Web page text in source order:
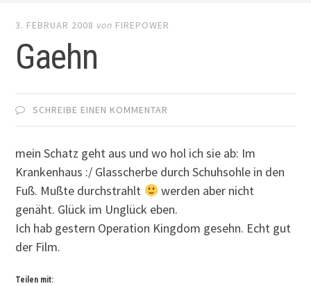
3. FEBRUAR 2008 von FIREPOWER
Gaehn
SCHREIBE EINEN KOMMENTAR
mein Schatz geht aus und wo hol ich sie ab: Im
Krankenhaus :/ Glasscherbe durch Schuhsohle in den
Fuß. Mußte durchstrahlt
werden aber nicht
genäht. Glück im Unglück eben.
Ich hab gestern Operation Kingdom gesehn. Echt gut
der Film.
Teilen mit: